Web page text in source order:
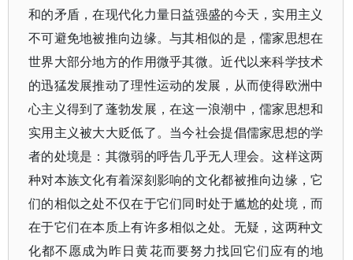
和的矛盾，在现代化力量日益强盛的今天，实用主义
不可避免地被推向边缘。与其相似的是，儒家思想在
世界大部分地方的作用微乎其微。近代以来科学技术
的迅猛发展推动了理性运动的发展，从而使得欧洲中
心主义得到了蓬勃发展，在这一浪潮中，儒家思想和
实用主义被大大贬低了。当今社会提倡儒家思想的学
者的处境是：其微弱的呼告几乎无人理会。这样这两
种对本族文化有着深刻影响的文化都被推向边缘，它
们的相似之处不仅在于它们同时处于尴尬的处境，而
在于它们在本质上有许多相似之处。无疑，这两种文
化都不愿成为昨日黄花而要努力找回它们应有的地